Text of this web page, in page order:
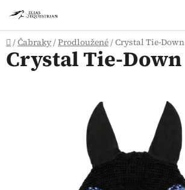
na
obsah
Domů
/Čabraky/Prodloužené/Crystal Tie-Down
Crystal Tie-Down